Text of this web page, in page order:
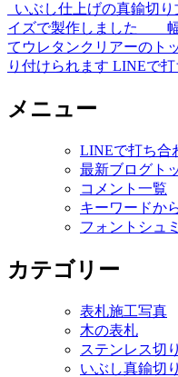
いぶし仕上げの真鍮切
イズで製作しました 幅
てウレタンクリアーのト
り付けられます LINEで
メニュー
LINEで打ち合
最新ブログト
コメント一覧
キーワードか
フォントシュ
カテゴリー
表札施工写真
木の表札
ステンレス切
いぶし真鍮切